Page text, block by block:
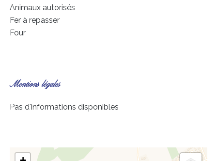
Animaux autorisés
Fer à repasser
Four
Mentions légales
Pas d'informations disponibles